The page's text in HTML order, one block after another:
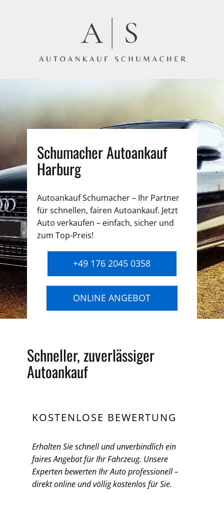
Schumacher Autoankauf
Harburg
Autoankauf Schumacher – Ihr Partner
für schnellen, fairen Autoankauf. Jetzt
Auto verkaufen – einfach, sicher und
zum Top-Preis!
+49 176 2045 0358
ONLINE ANGEBOT
Schneller, zuverlässiger
Autoankauf
KOSTENLOSE BEWERTUNG
Erhalten Sie schnell und unverbindlich ein
faires Angebot für Ihr Fahrzeug. Unsere
Experten bewerten Ihr Auto professionell –
direkt online und völlig kostenlos für Sie.